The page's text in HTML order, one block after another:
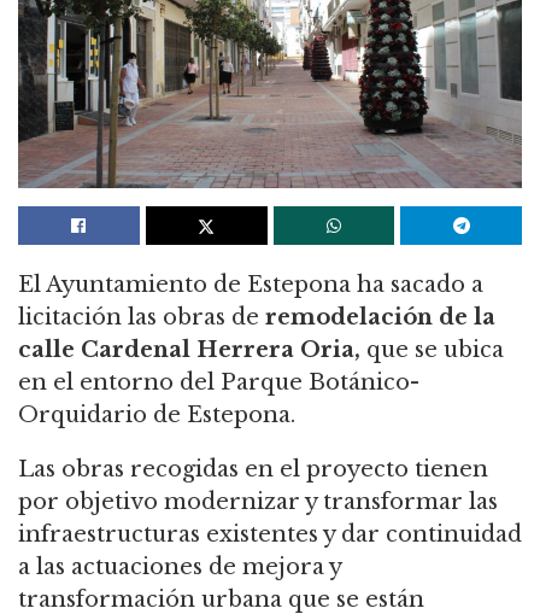
El Ayuntamiento de Estepona ha sacado a
licitación las obras de remodelación de la
calle Cardenal Herrera Oria, que se ubica
en el entorno del Parque Botánico-
Orquidario de Estepona.
Las obras recogidas en el proyecto tienen
por objetivo modernizar y transformar las
infraestructuras existentes y dar continuidad
a las actuaciones de mejora y
transformación urbana que se están